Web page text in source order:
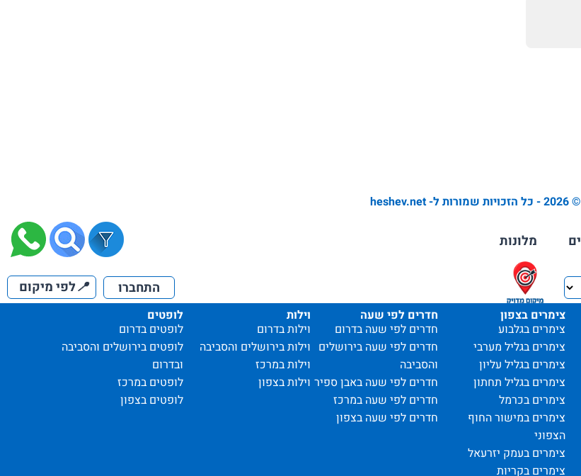
© 2026 - כל הזכויות שמורות ל- heshev.net
מלונות
התחברו 📍לפי מיקום
צימרים בצפון
צימרים בגלבוע
צימרים בגליל מערבי
צימרים בגליל עליון
צימרים בגליל תחתון
צימרים בכרמל
צימרים במישור החוף
הצפוני
צימרים בעמק יזרעאל
צימרים בקריות
חדרים לפי שעה
חדרים לפי שעה בדרום
חדרים לפי שעה בירושלים
והסביבה
חדרים לפי שעה באבן ספיר
חדרים לפי שעה במרכז
חדרים לפי שעה בצפון
וילות
וילות בדרום
וילות בירושלים והסביבה
וילות במרכז
וילות בצפון
לופטים
לופטים בדרום
לופטים בירושלים והסביבה
ובדרום
לופטים במרכז
לופטים בצפון